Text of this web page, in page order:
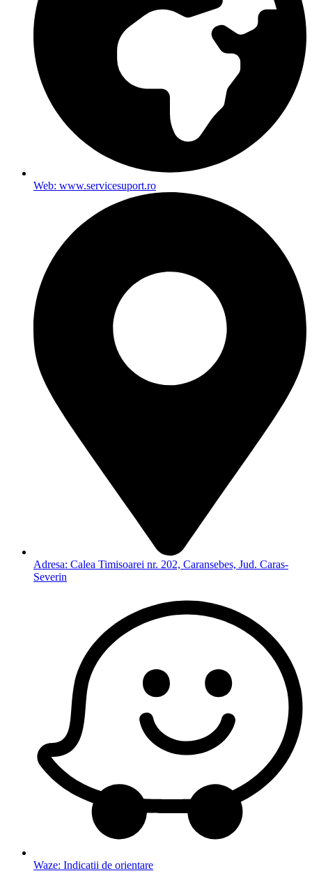
Web: www.servicesuport.ro
Adresa: Calea Timisoarei nr. 202, Caransebes, Jud. Caras-
Severin
Waze: Indicatii de orientare